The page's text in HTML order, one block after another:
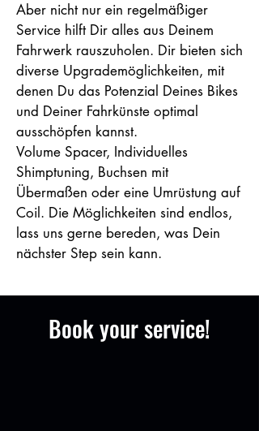
Aber nicht nur ein regelmäßiger
Service hilft Dir alles aus Deinem
Fahrwerk rauszuholen. Dir bieten sich
diverse Upgrademöglichkeiten, mit
denen Du das Potenzial Deines Bikes
und Deiner Fahrkünste optimal
ausschöpfen kannst.
Volume Spacer, Individuelles
Shimptuning, Buchsen mit
Übermaßen oder eine Umrüstung auf
Coil. Die Möglichkeiten sind endlos,
lass uns gerne bereden, was Dein
nächster Step sein kann.
Book your service!